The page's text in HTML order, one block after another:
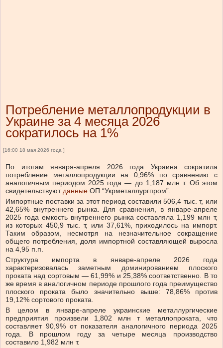
Потребление металлопродукции в
Украине за 4 месяца 2026
сократилось на 1%
[16:00 18 мая 2026 года ]
По итогам января-апреля 2026 года Украина сократила
потребление металлопродукции на 0,96% по сравнению с
аналогичным периодом 2025 года — до 1,187 млн т. Об этом
свидетельствуютданные ОП “Укрметаллургпром”.
Импортные поставки за этот период составили 506,4 тыс. т, или
42,65% внутреннего рынка. Для сравнения, в январе-апреле
2025 года емкость внутреннего рынка составляла 1,199 млн т,
из которых 450,9 тыс. т, или 37,61%, приходилось на импорт.
Таким образом, несмотря на незначительное сокращение
общего потребления, доля импортной составляющей выросла
на 4,95 п.п.
Структура импорта в январе-апреле 2026 года
характеризовалась заметным доминированием плоского
проката над сортовым — 61,99% и 25,38% соответственно. В то
же время в аналогичном периоде прошлого года преимущество
плоского проката было значительно выше: 78,86% против
19,12% сортового проката.
В целом в январе-апреле украинские металлургические
предприятия произвели 1,802 млн т металлопроката, что
составляет 90,9% от показателя аналогичного периода 2025
года. В прошлом году за четыре месяца производство
составило 1,982 млн т.